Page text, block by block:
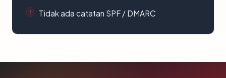
Tidak ada catatan SPF / DMARC